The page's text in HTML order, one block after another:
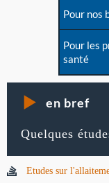
Pour nos
Pour les
santé
en bref
Quelques
Etudes sur